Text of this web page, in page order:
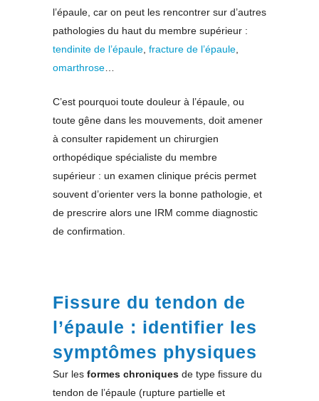
l’épaule, car on peut les rencontrer sur d’autres
pathologies du haut du membre supérieur :
tendinite de l’épaule fracture de l’épaule
omarthrose
C’est pourquoi toute douleur à l’épaule, ou
toute gêne dans les mouvements, doit amener
à consulter rapidement un chirurgien
orthopédique spécialiste du membre
supérieur : un examen clinique précis permet
souvent d’orienter vers la bonne pathologie, et
de prescrire alors une IRM comme diagnostic
de confirmation.
Fissure du tendon de
l’épaule : identifier les
symptômes physiques
Sur les formes chroniques de type fissure du
tendon de l’épaule (rupture partielle et